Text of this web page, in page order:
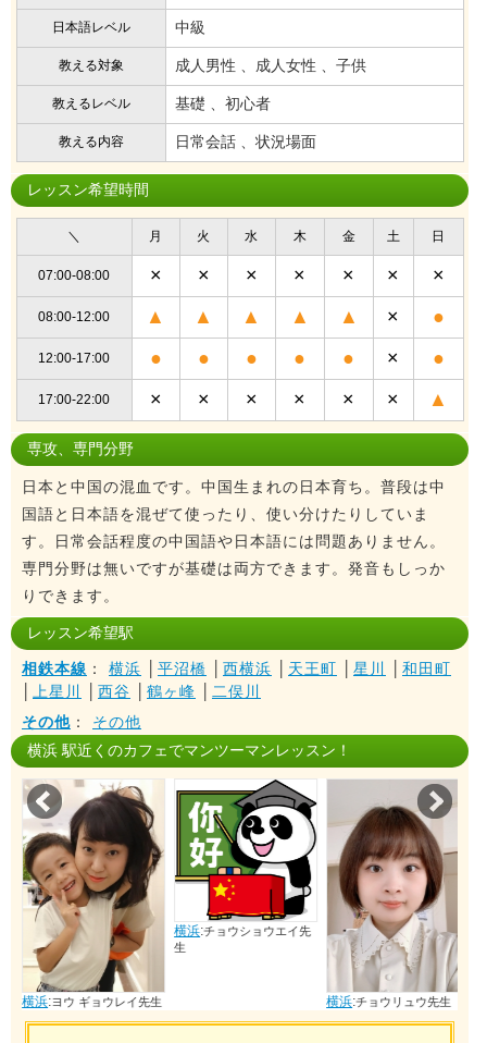
日本語レベル 中級
教える対象 成人男性 、成人女性 、子供
教えるレベル 基礎 、初心者
教える内容 日常会話 、状況場面
レッスン希望時間
＼ 月 火 水 木 金 土 日
07:00-08:00 × × × × × × ×
08:00-12:00 ▲ ▲ ▲ ▲ ▲ × ●
12:00-17:00 ● ● ● ● ● × ●
17:00-22:00 × × × × × × ▲
専攻、専門分野
日本と中国の混血です。中国生まれの日本育ち。普段は中
国語と日本語を混ぜて使ったり、使い分けたりしていま
す。日常会話程度の中国語や日本語には問題ありません。
専門分野は無いですが基礎は両方できます。発音もしっか
りできます。
レッスン希望駅
相鉄本線 ： 横浜 平沼橋 西横浜 天王町 星川
和田町
上星川 西谷 鶴ヶ峰
二俣川
その他 ： その他
横浜 駅近くのカフェでマンツーマンレッスン！
横浜:ヨウ ギョウレイ先生
横浜:チョウショウエイ先
生
横浜:チョウリュウ先生
Prev